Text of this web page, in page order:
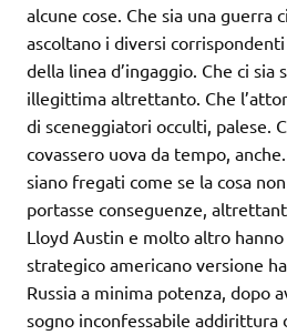
alcune cose. Che sia una guerra
ascoltano i diversi
della linea d’ingaggio. Che ci sia
illegittima altrettanto. Che
di sceneggiatori occulti, palese.
covassero uova da tempo,
siano fregati come se la cosa
portasse conseguenze,
Lloyd Austin e molto altro
strategico americano versione
Russia a minima potenza, dopo
sogno inconfessabile addirittura